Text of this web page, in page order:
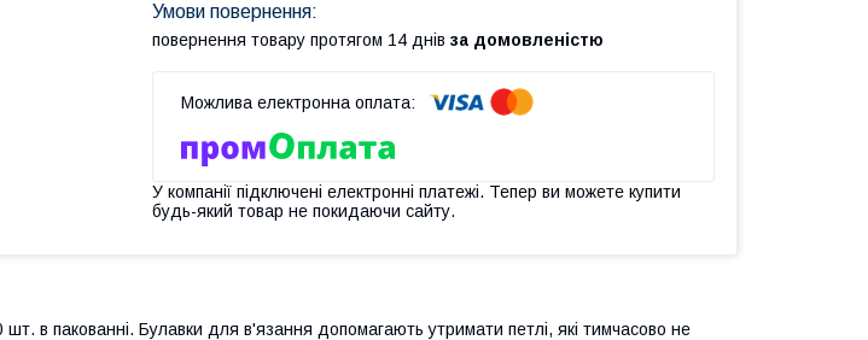
повернення товару протягом 14 днів за домовленістю
У компанії підключені електронні платежі. Тепер ви можете купити
будь-який товар не покидаючи сайту.
в пакованні. Булавки для в'язання допомагають утримати петлі, які тимчасово не